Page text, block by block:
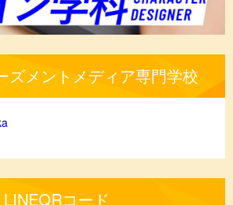
ズメントメディア専門学校
LINEQRコード